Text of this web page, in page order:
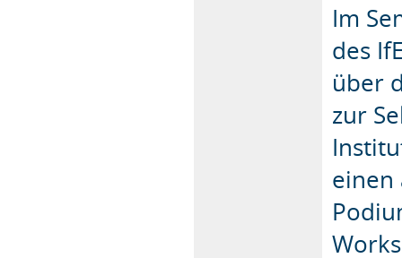
Im
des
über
zur
einen